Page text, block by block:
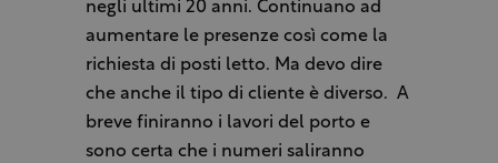
negli ultimi 20 anni. Continuano ad
aumentare le presenze così come la
richiesta di posti letto. Ma devo dire
che anche il tipo di cliente è diverso. A
breve finiranno i lavori del porto e
sono certa che i numeri saliranno